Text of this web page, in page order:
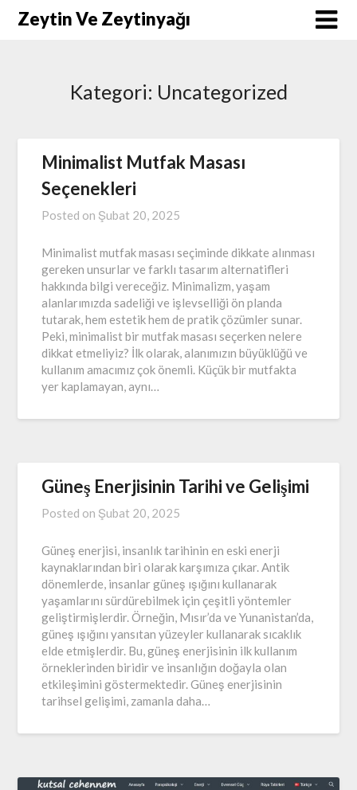
SkipZeytin Ve Zeytinyağı
Kategori: Uncategorized
Minimalist Mutfak Masası
Seçenekleri
Posted on Şubat 20, 2025
Minimalist mutfak masası seçiminde dikkate alınması
gereken unsurlar ve farklı tasarım alternatifleri
hakkında bilgi vereceğiz. Minimalizm, yaşam
alanlarımızda sadeliği ve işlevselliği ön planda
tutarak, hem estetik hem de pratik çözümler sunar.
Peki, minimalist bir mutfak masası seçerken nelere
dikkat etmeliyiz? İlk olarak, alanımızın büyüklüğü ve
kullanım amacımız çok önemli. Küçük bir mutfakta
yer kaplamayan, aynı…
Güneş Enerjisinin Tarihi ve Gelişimi
Posted on Şubat 20, 2025
Güneş enerjisi, insanlık tarihinin en eski enerji
kaynaklarından biri olarak karşımıza çıkar. Antik
dönemlerde, insanlar güneş ışığını kullanarak
yaşamlarını sürdürebilmek için çeşitli yöntemler
geliştirmişlerdir. Örneğin, Mısır’da ve Yunanistan’da,
güneş ışığını yansıtan yüzeyler kullanarak sıcaklık
elde etmişlerdir. Bu, güneş enerjisinin ilk kullanım
örneklerinden biridir ve insanlığın doğayla olan
etkileşimini göstermektedir. Güneş enerjisinin
tarihsel gelişimi, zamanla daha…